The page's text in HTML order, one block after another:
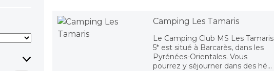
Camping Les Tamaris
Le Camping Club MS Les Tamaris
5* est situé à Barcarès, dans les
Pyrénées-Orientales. Vous
pourrez y séjourner dans des hé...